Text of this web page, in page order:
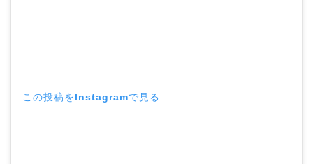
この投稿をInstagramで見る